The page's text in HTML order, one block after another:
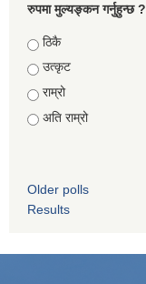
रुपमा मुल्यङ्कन गर्नुहुन्छ ?
Choices
ठिकै
उत्कृट
राम्रो
अति राम्रो
Older polls
Results